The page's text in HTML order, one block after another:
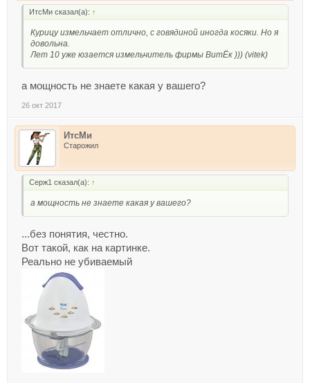
ИтсМи сказал(а): ↑
Курицу измельчает отлично, с говядиной иногда косяки. Но я
довольна.
Лет 10 уже юзается измельчитель фирмы ВитЁк ))) (vitek)
а мощность не знаете какая у вашего?
26 окт 2017
ИтсМи
Старожил
Серж1 сказал(а): ↑
а мощность не знаете какая у вашего?
...без понятия, честно.
Вот такой, как на картинке.
Реально не убиваемый